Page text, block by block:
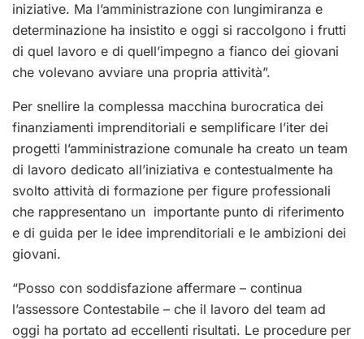
iniziative. Ma l’amministrazione con lungimiranza e
determinazione ha insistito e oggi si raccolgono i frutti
di quel lavoro e di quell’impegno a fianco dei giovani
che volevano avviare una propria attività”.
Per snellire la complessa macchina burocratica dei
finanziamenti imprenditoriali e semplificare l’iter dei
progetti l’amministrazione comunale ha creato un team
di lavoro dedicato all’iniziativa e contestualmente ha
svolto attività di formazione per figure professionali
che rappresentano un importante punto di riferimento
e di guida per le idee imprenditoriali e le ambizioni dei
giovani.
“Posso con soddisfazione affermare – continua
l’assessore Contestabile – che il lavoro del team ad
oggi ha portato ad eccellenti risultati. Le procedure per